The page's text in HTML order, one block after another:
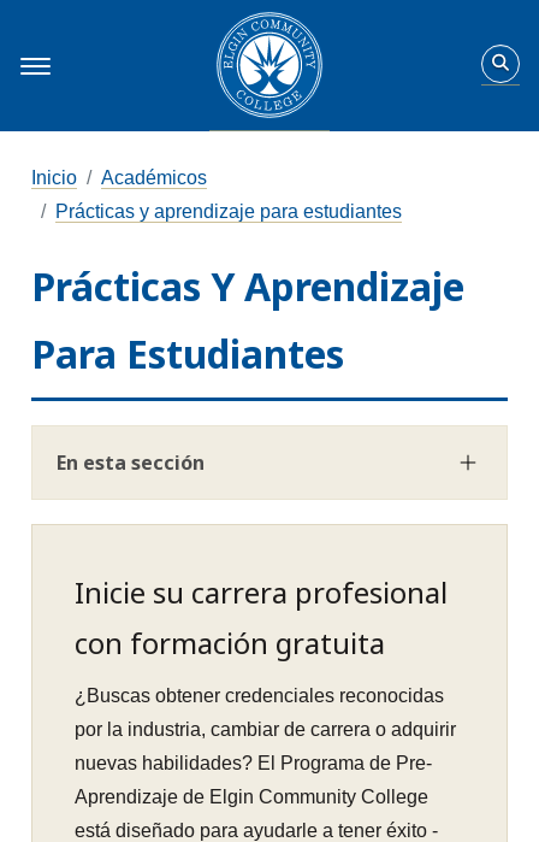
Inicio
Académicos
Prácticas y aprendizaje para estudiantes
Prácticas Y Aprendizaje
Para Estudiantes
En esta sección
Inicie su carrera profesional
con formación gratuita
¿Buscas obtener credenciales reconocidas
por la industria, cambiar de carrera o adquirir
nuevas habilidades? El Programa de Pre-
Aprendizaje de Elgin Community College
está diseñado para ayudarle a tener éxito -